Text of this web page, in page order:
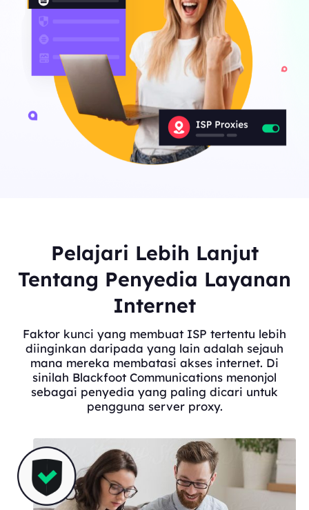
Pelajari Lebih Lanjut
Tentang Penyedia Layanan
Internet
Faktor kunci yang membuat ISP tertentu lebih
diinginkan daripada yang lain adalah sejauh
mana mereka membatasi akses internet. Di
sinilah Blackfoot Communications menonjol
sebagai penyedia yang paling dicari untuk
pengguna server proxy.